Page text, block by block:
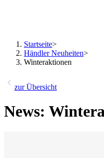
Startseite>
Händler Neuheiten>
Winteraktionen
zur Übersicht
News: